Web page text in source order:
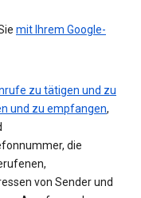
mit Ihrem Google-
zu tätigen und zu
und zu empfangen,
die
von Sender und